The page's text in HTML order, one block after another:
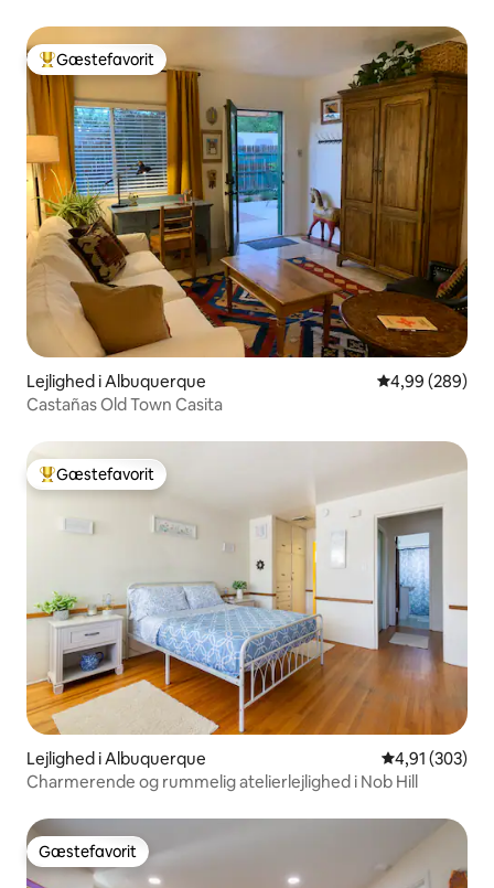
Bedste gæstefavorit
Gæstefavorit
Lejlighed i Albuquerque 4,99 ud af 5 i
4,99 (289)
Castañas Old Town Casita
Bedste gæstefavorit
Gæstefavorit
Lejlighed i Albuquerque 4,91 ud af 5 i
4,91 (303)
Charmerende og rummelig atelierlejlighed i Nob Hill
Gæstefavorit
Gæstefavorit